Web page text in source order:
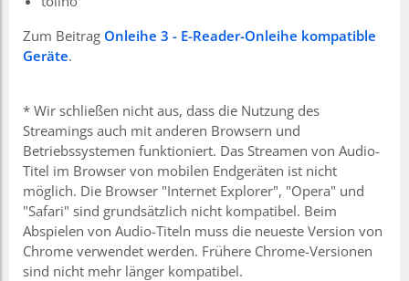
Zum Beitrag Onleihe 3 - E-Reader-Onleihe kompatible
Geräte.
* Wir schließen nicht aus, dass die Nutzung des
Streamings auch mit anderen Browsern und
Betriebssystemen funktioniert. Das Streamen von Audio-
Titel im Browser von mobilen Endgeräten ist nicht
möglich. Die Browser "Internet Explorer", "Opera" und
"Safari" sind grundsätzlich nicht kompatibel. Beim
Abspielen von Audio-Titeln muss die neueste Version von
Chrome verwendet werden. Frühere Chrome-Versionen
sind nicht mehr länger kompatibel.